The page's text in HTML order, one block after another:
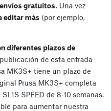
gratuitos. Una vez
editar más (por ejemplo,
diferentes plazos de
de esta entrada
MK3S+ tiene un plazo de
Prusa MK3S+ completa
SPEED de 8-10 semanas.
para aumentar nuestra